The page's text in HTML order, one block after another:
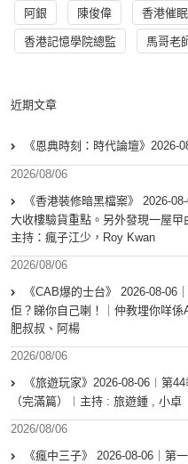
阿銀 陳俊偉 香港催
香港記憶學院總監 馬哥老
近期文章
《恩典時刻：時代論壇》2026-
2026/08/06
《香港裝修暗黑檔案》 2026-
大收樓驗貨重點。另外發現一屋曱
主持：瘋子江少，Roy Kwan
2026/08/06
《CAB爆的士台》 2026-08-06
佢？睇你自己喇！｜仲教埋你咩係
肥叔叔、阿楊
2026/08/06
《旅遊玩家》2026-08-06︱第
（完滿篇）︱主持 : 旅遊鍾 , 小卓
2026/08/06
《瘋中三子》 2026-08-06｜第